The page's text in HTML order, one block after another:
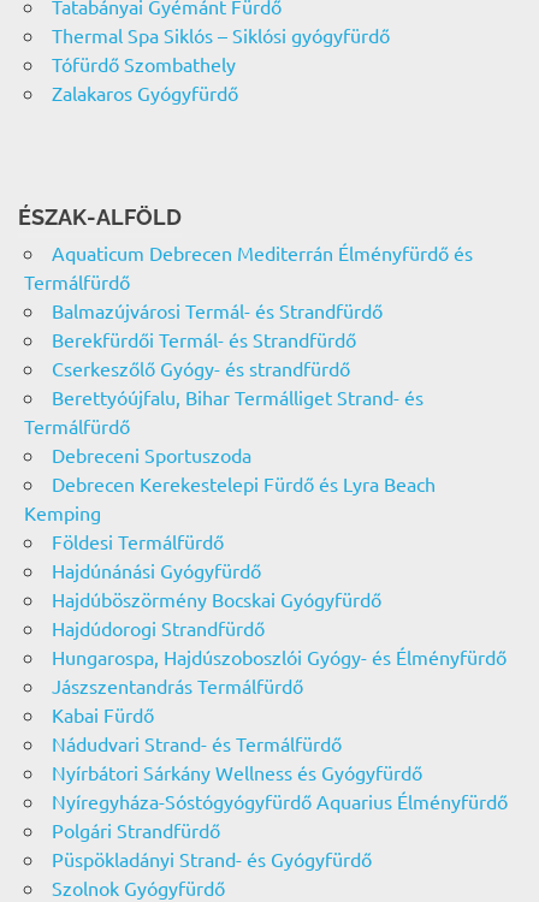
Tatabányai Gyémánt Fürdő
Thermal Spa Siklós – Siklósi gyógyfürdő
Tófürdő Szombathely
Zalakaros Gyógyfürdő
ÉSZAK-ALFÖLD
Aquaticum Debrecen Mediterrán Élményfürdő és
Termálfürdő
Balmazújvárosi Termál- és Strandfürdő
Berekfürdői Termál- és Strandfürdő
Cserkeszőlő Gyógy- és strandfürdő
Berettyóújfalu, Bihar Termálliget Strand- és
Termálfürdő
Debreceni Sportuszoda
Debrecen Kerekestelepi Fürdő és Lyra Beach
Kemping
Földesi Termálfürdő
Hajdúnánási Gyógyfürdő
Hajdúböszörmény Bocskai Gyógyfürdő
Hajdúdorogi Strandfürdő
Hungarospa, Hajdúszoboszlói Gyógy- és Élményfürdő
Jászszentandrás Termálfürdő
Kabai Fürdő
Nádudvari Strand- és Termálfürdő
Nyírbátori Sárkány Wellness és Gyógyfürdő
Nyíregyháza-Sóstógyógyfürdő Aquarius Élményfürdő
Polgári Strandfürdő
Püspökladányi Strand- és Gyógyfürdő
Szolnok Gyógyfürdő